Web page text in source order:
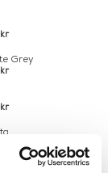
Grey